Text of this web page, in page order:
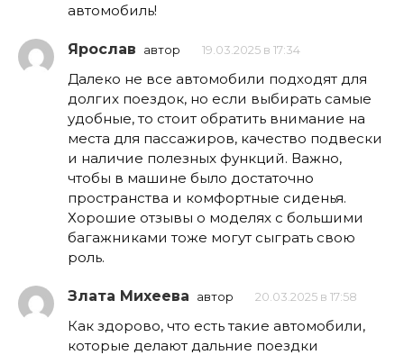
автомобиль!
Ярослав автор 19.03.2025 в 17:34
Далеко не все автомобили подходят для
долгих поездок, но если выбирать самые
удобные, то стоит обратить внимание на
места для пассажиров, качество подвески
и наличие полезных функций. Важно,
чтобы в машине было достаточно
пространства и комфортные сиденья.
Хорошие отзывы о моделях с большими
багажниками тоже могут сыграть свою
роль.
Злата Михеева автор 20.03.2025 в 17:58
Как здорово, что есть такие автомобили,
которые делают дальние поездки